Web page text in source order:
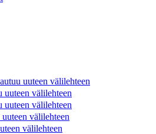
uuteen välilehteen
uuteen välilehteen
uuteen välilehteen
välilehteen
välilehteen